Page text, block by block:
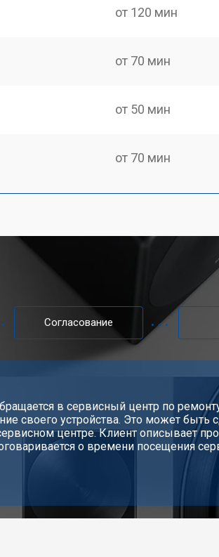
от 120 мин
от 70 мин
от 50 мин
от 70 мин
Согласование
в сервисный центр по
своего устройства. Это может быть
центре. Клиент описывает
о времени посещения